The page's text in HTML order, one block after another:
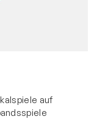
auf